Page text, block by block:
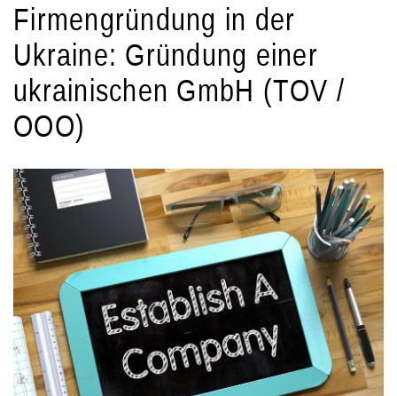
Firmengründung in der
Ukraine: Gründung einer
ukrainischen GmbH (TOV /
OOO)